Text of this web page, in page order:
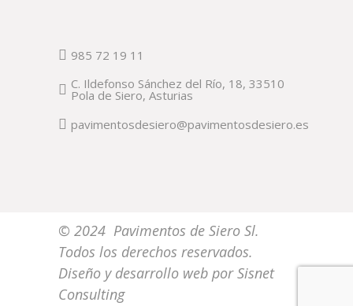
985 72 19 11
C. Ildefonso Sánchez del Río, 18, 33510
Pola de Siero, Asturias
pavimentosdesiero@pavimentosdesiero.es
© 2024 Pavimentos de Siero Sl.
Todos los derechos reservados.
Diseño y desarrollo web porSisnet
Consulting